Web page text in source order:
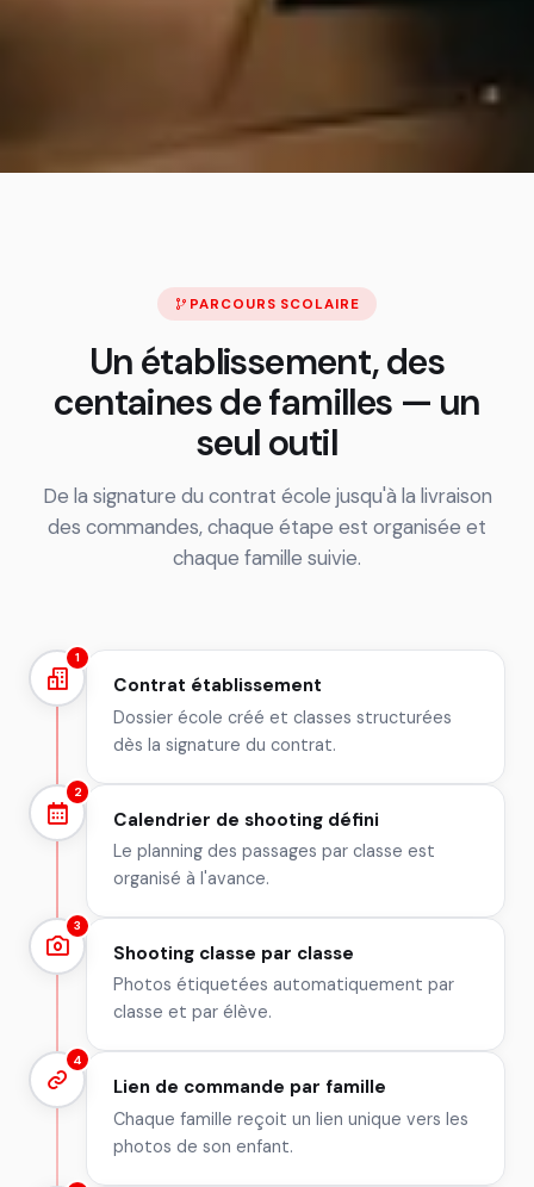
PARCOURS SCOLAIRE
Un établissement, des
centaines de familles — un
seul outil
De la signature du contrat école jusqu'à la livraison
des commandes, chaque étape est organisée et
chaque famille suivie.
1
Contrat établissement
Dossier école créé et classes structurées
dès la signature du contrat.
2
Calendrier de shooting défini
Le planning des passages par classe est
organisé à l'avance.
3
Shooting classe par classe
Photos étiquetées automatiquement par
classe et par élève.
4
Lien de commande par famille
Chaque famille reçoit un lien unique vers les
photos de son enfant.